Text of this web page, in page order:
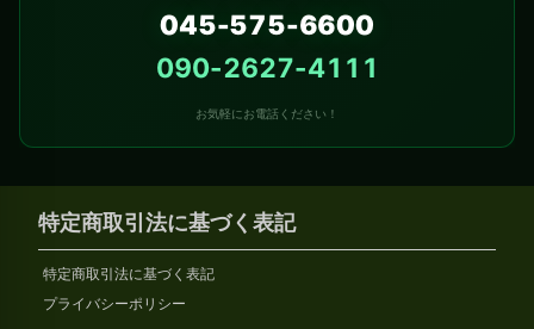
045-575-6600
090-2627-4111
お気軽にお電話ください！
特定商取引法に基づく表記
特定商取引法に基づく表記
プライバシーポリシー